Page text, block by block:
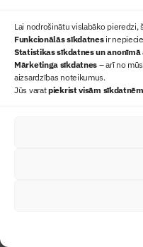
Lai nodrošinātu vislabāko
Funkcionālās sīkdatnesir
Statistikas sīkdatnes un
Mārketinga sīkdatnes – arī no
aizsardzības noteikumus.
Jūs varatpiekrist visām sīkdatnēm